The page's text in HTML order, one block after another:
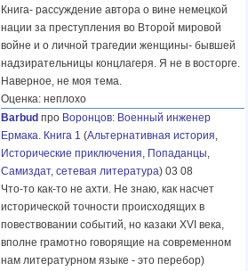
Книга- рассуждение автора о вине немецкой
нации за преступления во Второй мировой
войне и о личной трагедии женщины- бывшей
надзирательницы концлагеря. Я не в восторге.
Наверное, не моя тема.
Оценка: неплохо
Barbud про Воронцов: Военный инженер
Ермака. Книга 1 (Альтернативная история,
Исторические приключения, Попаданцы,
Самиздат, сетевая литература) 03 08
Что-то как-то не ахти. Не знаю, как насчет
исторической точности происходящих в
повествовании событий, но казаки XVI века,
вполне грамотно говорящие на современном
нам литературном языке - это перебор)